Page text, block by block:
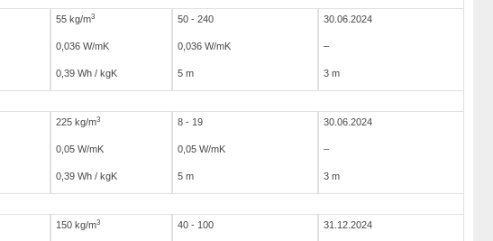
55 kg/m3 50 - 240 30.06.2024
0,036 W/mK 0,036 W/mK –
0,39 Wh / kgK 5 m 3 m
225 kg/m3 8 - 19 30.06.2024
0,05 W/mK 0,05 W/mK –
0,39 Wh / kgK 5 m 3 m
150 kg/m3 40 - 100 31.12.2024